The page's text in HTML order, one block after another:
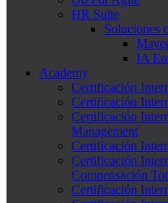
HR Suite
Soluciones
IA
Academy
Certificación
Certificación
Certificación
Management
Certificación
Certificación
Compensación
Certificación